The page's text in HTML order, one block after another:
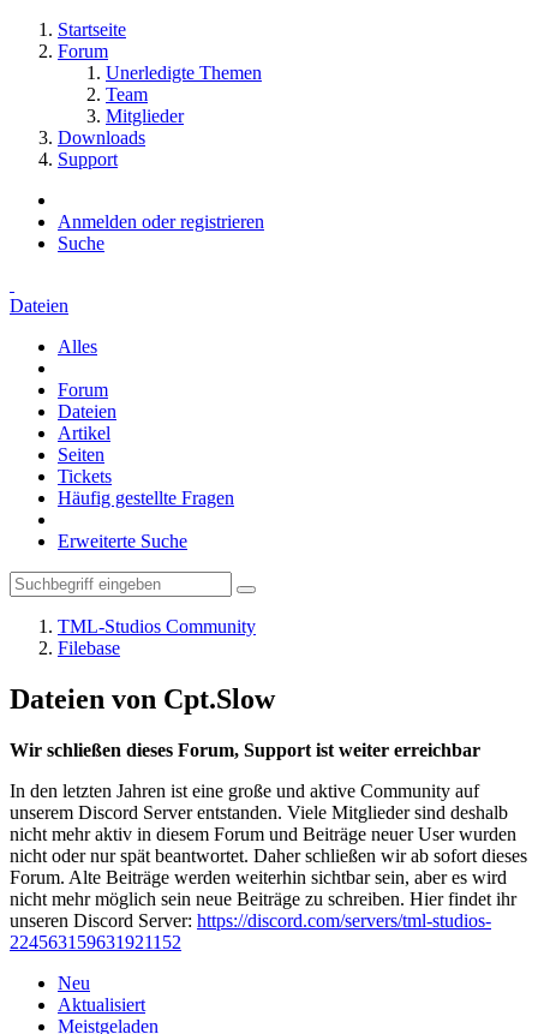
Startseite
Forum
Unerledigte Themen
Team
Mitglieder
Downloads
Support
Anmelden oder registrieren
Suche
Dateien
Alles
Forum
Dateien
Artikel
Seiten
Tickets
Häufig gestellte Fragen
Erweiterte Suche
TML-Studios Community
Filebase
Dateien von Cpt.Slow
Wir schließen dieses Forum, Support ist weiter erreichbar
In den letzten Jahren ist eine große und aktive Community auf
unserem Discord Server entstanden. Viele Mitglieder sind deshalb
nicht mehr aktiv in diesem Forum und Beiträge neuer User wurden
nicht oder nur spät beantwortet. Daher schließen wir ab sofort dieses
Forum. Alte Beiträge werden weiterhin sichtbar sein, aber es wird
nicht mehr möglich sein neue Beiträge zu schreiben. Hier findet ihr
unseren Discord Server: https://discord.com/servers/tml-studios-
224563159631921152
Neu
Aktualisiert
Meistgeladen